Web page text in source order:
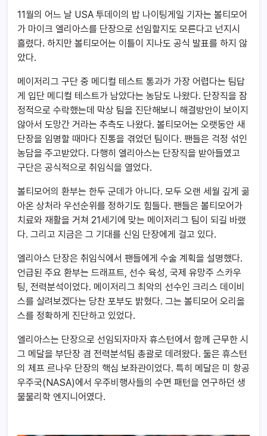
11월의 어느 날 USA 투데이의 밥 나이팅게일 기자는 볼티모어
가 마이크 엘리아스를 단장으로 선임할지도 모른다고 넌지시
흘렸다. 하지만 볼티모어는 이틀이 지나도 공식 발표를 하지 않
았다.
메이저리그 구단 중 메디컬 테스트 통과가 가장 어렵다는 팀답
게 입단 메디컬 테스트가 남았다는 농담도 나왔다. 단장직을 잠
정적으로 수락했는데 막상 팀을 진단해보니 해결방안이 보이지
않아서 도망간 거라는 추측도 나왔다. 볼티모어는 오랫동안 새
단장을 임명할 때마다 진통을 겪었던 팀이다. 팬들은 걱정 섞인
농담을 주고받았다. 다행히 엘리아스는 단장직을 받아들였고
구단은 공식적으로 취임식을 열었다.
볼티모어의 환부는 한두 군데가 아니다. 모두 오랜 세월 깊게 곪
아온 상처라 우선순위를 정하기도 힘들다. 팬들은 볼티모어가
치료와 재활을 거쳐 21세기에 맞는 메이저리그 팀이 되길 바랬
다. 그리고 지금은 그 기대를 신임 단장에게 걸고 있다.
엘리아스 단장은 취임식에서 팬들에게 수술 계획을 설명했다.
언급된 주요 환부는 드래프트, 선수 육성, 국제 유망주 스카우
팅, 전력분석이었다. 메이저리그 최악의 선수인 크리스 데이비
스를 살려보겠다는 당찬 포부도 밝혔다. 그는 볼티모어 오리올
스를 정확하게 진단하고 있었다.
엘리아스는 단장으로 선임되자마자 휴스턴에서 함께 근무한 시
그 메달을 부단장 겸 전력분석팀 총괄로 데려왔다. 둘은 휴스턴
의 제프 르나우 단장의 핵심 보좌관이었다. 특히 메달은 미 항공
우주국(NASA)에서 우주비행사들의 수면 패턴을 연구하던 생
물물리학 엔지니어였다.